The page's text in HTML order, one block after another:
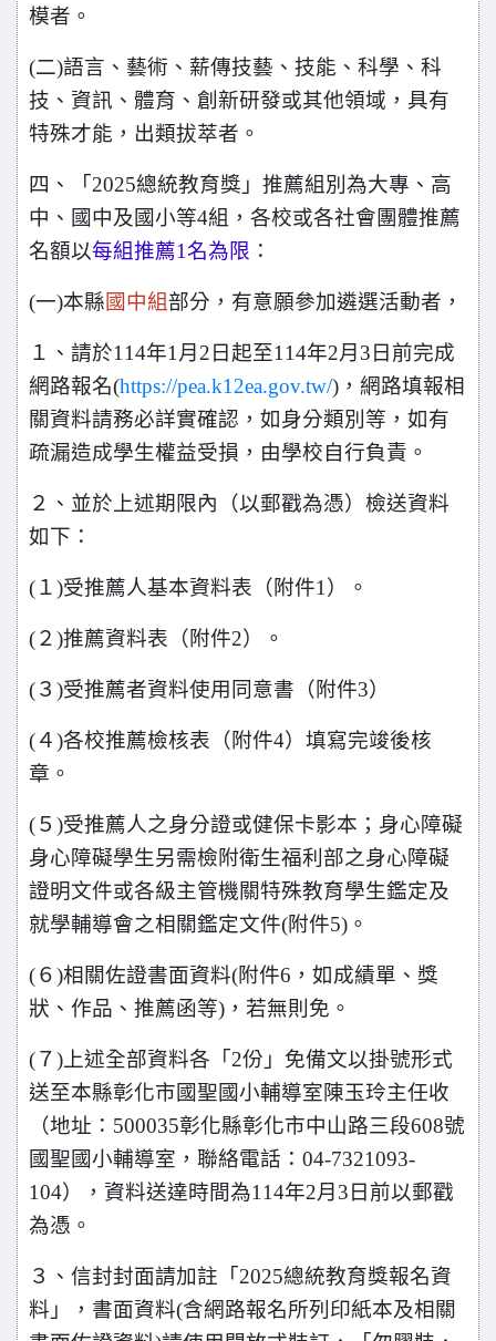
模者。
(二)語言、藝術、薪傳技藝、技能、科學、科
技、資訊、體育、創新研發或其他領域，具有
特殊才能，出類拔萃者。
四、「2025總統教育獎」推薦組別為大專、高
中、國中及國小等4組，各校或各社會團體推薦
名額以每組推薦1名為限 ：
(一)本縣國中組部分，有意願參加遴選活動者，
１、請於114年1月2日起至114年2月3日前完成
網路報名(https://pea.k12ea.gov.tw/)，網路填報相
關資料請務必詳實確認，如身分類別等，如有
疏漏造成學生權益受損，由學校自行負責。
２、並於上述期限內（以郵戳為憑）檢送資料
如下：
(１)受推薦人基本資料表（附件1）。
(２)推薦資料表（附件2）。
(３)受推薦者資料使用同意書（附件3）
(４)各校推薦檢核表（附件4）填寫完竣後核
章。
(５)受推薦人之身分證或健保卡影本；身心障礙
身心障礙學生另需檢附衛生福利部之身心障礙
證明文件或各級主管機關特殊教育學生鑑定及
就學輔導會之相關鑑定文件(附件5)。
(６)相關佐證書面資料(附件6，如成績單、獎
狀、作品、推薦函等)，若無則免。
(７)上述全部資料各「2份」免備文以掛號形式
送至本縣彰化市國聖國小輔導室陳玉玲主任收
（地址：500035彰化縣彰化市中山路三段608號
國聖國小輔導室，聯絡電話：04-7321093-
104），資料送達時間為114年2月3日前以郵戳
為憑。
３、信封封面請加註「2025總統教育獎報名資
料」，書面資料(含網路報名所列印紙本及相關